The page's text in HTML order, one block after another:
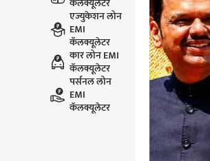
एज्युकेशन लोन
EMI
कॅलक्यूलेटर
कार लोन EMI
कॅलक्यूलेटर
पर्सनल लोन
EMI
कॅलक्यूलेटर